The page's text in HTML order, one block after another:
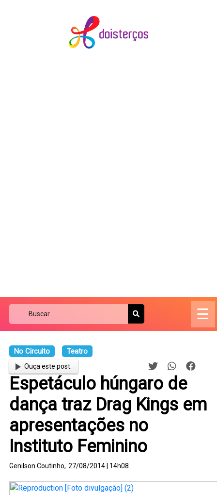
☰
No Circuito Teatro
Ouça este post.
Espetáculo húngaro de
dança traz Drag Kings em
apresentações no
Instituto Feminino
Genilson Coutinho, 27/08/2014 | 14h08